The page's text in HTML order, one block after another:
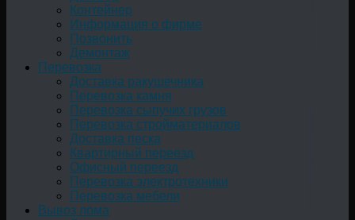
Контейнер
Информация о фирме
Позвонить
Демонтаж
Перевозка
Доставка ракушечника
Перевозка камня
Перевозка сыпучих грузов
Перевозка стройматериалов
Доставка песка
Квартирный переезд
Офисный переезд
Перевозка электротехники
Перевозка мебели
Вывоз лома